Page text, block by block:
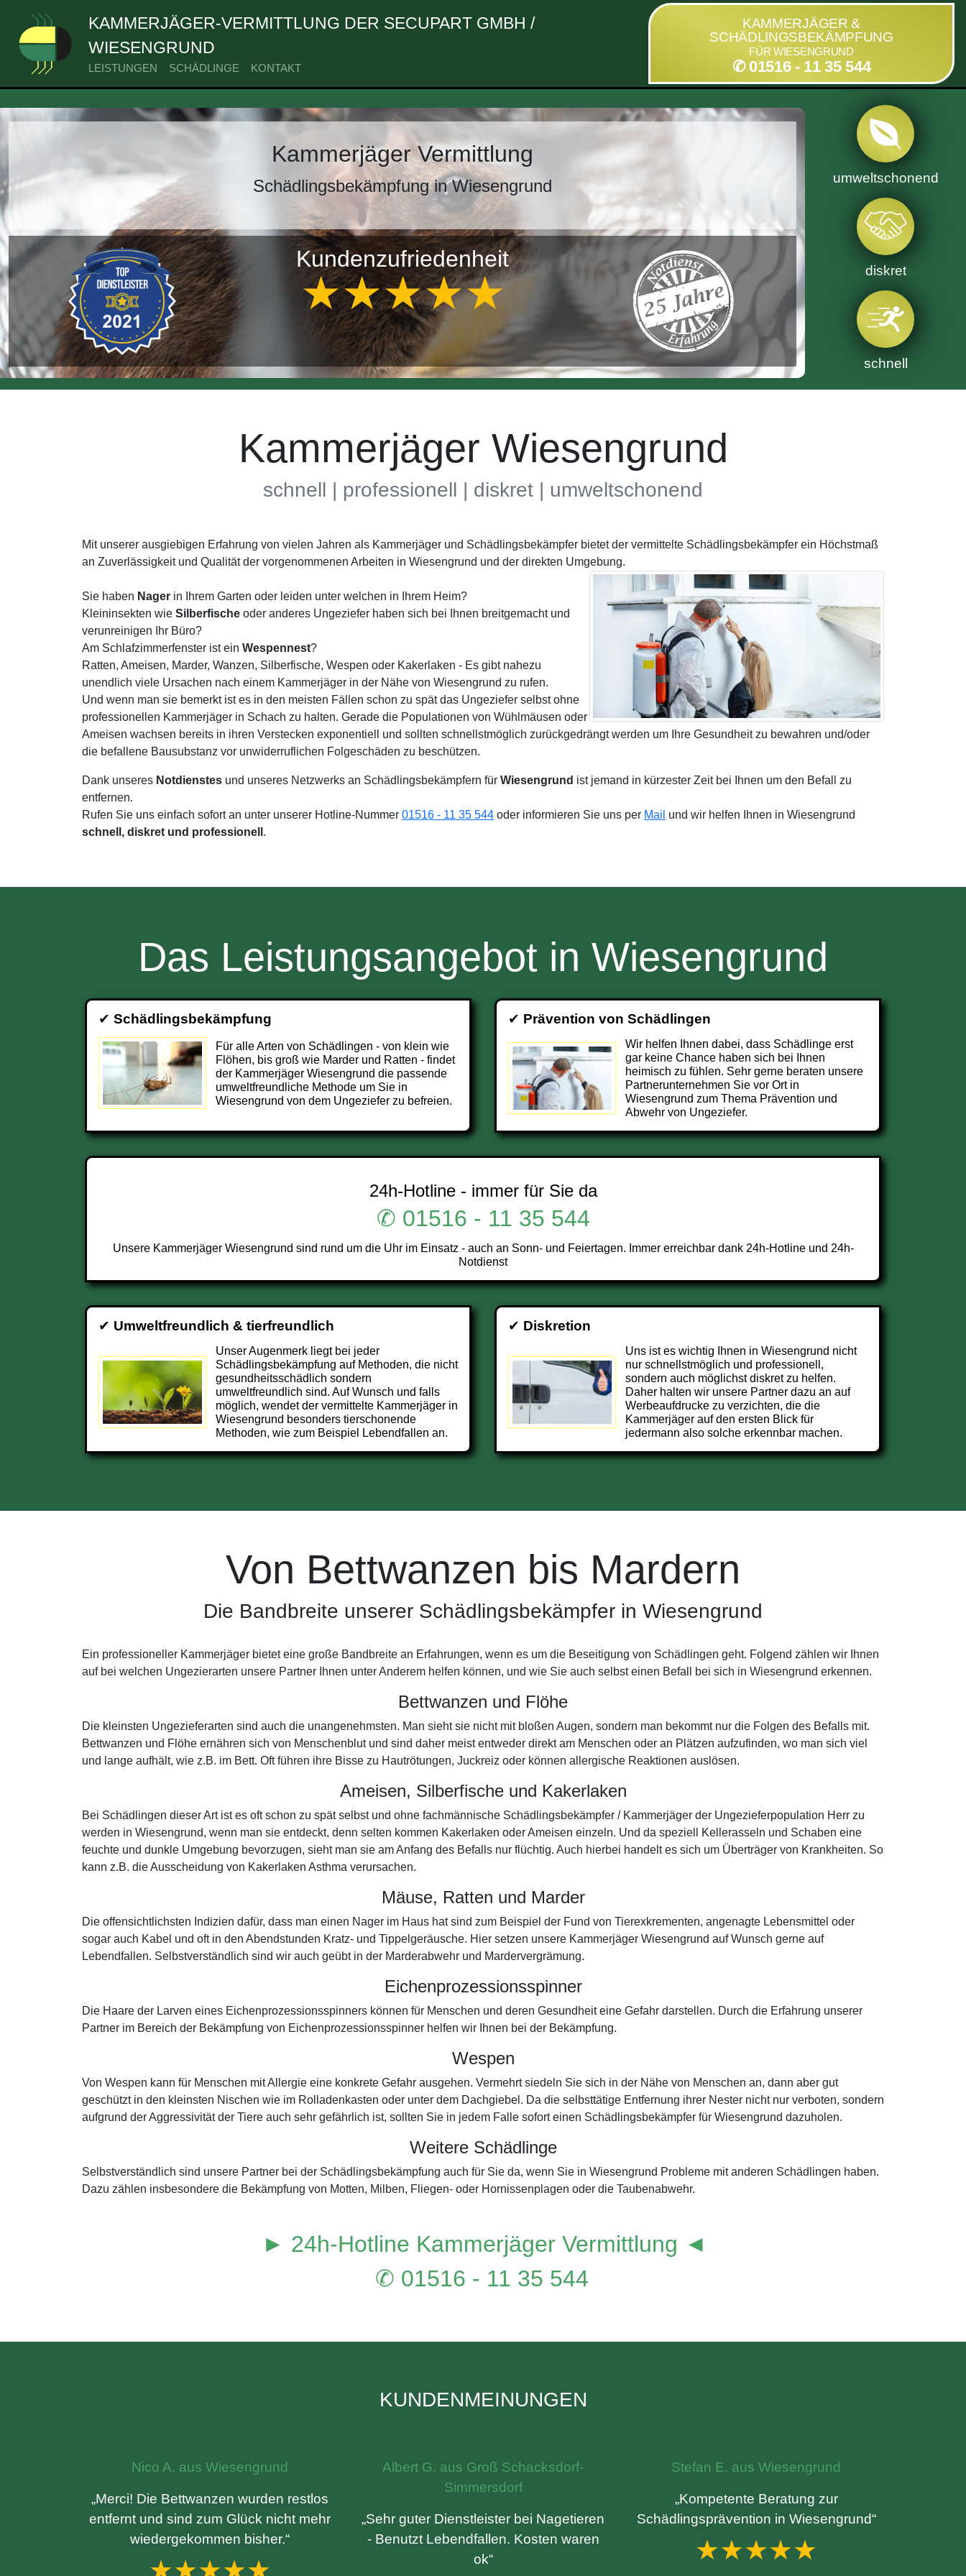
KAMMERJÄGER-VERMITTLUNG DER SECUPART GMBH /
WIESENGRUND
LEISTUNGEN SCHÄDLINGE KONTAKT
KAMMERJÄGER &
SCHÄDLINGSBEKÄMPFUNG
FÜR WIESENGRUND
✆ 01516 - 11 35 544
Kammerjäger Vermittlung
Schädlingsbekämpfung in Wiesengrund
Kundenzufriedenheit
★★★★★
umweltschonend
diskret
schnell
Kammerjäger Wiesengrund
schnell | professionell | diskret | umweltschonend
Mit unserer ausgiebigen Erfahrung von vielen Jahren als Kammerjäger und Schädlingsbekämpfer bietet der vermittelte Schädlingsbekämpfer ein Höchstmaß
an Zuverlässigkeit und Qualität der vorgenommenen Arbeiten in Wiesengrund und der direkten Umgebung.
Sie haben Nager in Ihrem Garten oder leiden unter welchen in Ihrem Heim?
Kleininsekten wie Silberfische oder anderes Ungeziefer haben sich bei Ihnen breitgemacht und
verunreinigen Ihr Büro?
Am Schlafzimmerfenster ist ein Wespennest?
Ratten, Ameisen, Marder, Wanzen, Silberfische, Wespen oder Kakerlaken - Es gibt nahezu
unendlich viele Ursachen nach einem Kammerjäger in der Nähe von Wiesengrund zu rufen.
Und wenn man sie bemerkt ist es in den meisten Fällen schon zu spät das Ungeziefer selbst ohne
professionellen Kammerjäger in Schach zu halten. Gerade die Populationen von Wühlmäusen oder
Ameisen wachsen bereits in ihren Verstecken exponentiell und sollten schnellstmöglich zurückgedrängt werden um Ihre Gesundheit zu bewahren und/oder
die befallene Bausubstanz vor unwiderruflichen Folgeschäden zu beschützen.
Dank unseres Notdienstes und unseres Netzwerks an Schädlingsbekämpfern für Wiesengrund ist jemand in kürzester Zeit bei Ihnen um den Befall zu
entfernen.
Rufen Sie uns einfach sofort an unter unserer Hotline-Nummer 01516 - 11 35 544 oder informieren Sie uns per Mail und wir helfen Ihnen in Wiesengrund
schnell, diskret und professionell .
Das Leistungsangebot in Wiesengrund
✔ Schädlingsbekämpfung
Für alle Arten von Schädlingen - von klein wie
Flöhen, bis groß wie Marder und Ratten - findet
der Kammerjäger Wiesengrund die passende
umweltfreundliche Methode um Sie in
Wiesengrund von dem Ungeziefer zu befreien.
✔ Prävention von Schädlingen
Wir helfen Ihnen dabei, dass Schädlinge erst
gar keine Chance haben sich bei Ihnen
heimisch zu fühlen. Sehr gerne beraten unsere
Partnerunternehmen Sie vor Ort in
Wiesengrund zum Thema Prävention und
Abwehr von Ungeziefer.
24h-Hotline - immer für Sie da
✆ 01516 - 11 35 544
Unsere Kammerjäger Wiesengrund sind rund um die Uhr im Einsatz - auch an Sonn- und Feiertagen. Immer erreichbar dank 24h-Hotline und 24h-
Notdienst
✔ Umweltfreundlich & tierfreundlich
Unser Augenmerk liegt bei jeder
Schädlingsbekämpfung auf Methoden, die nicht
gesundheitsschädlich sondern
umweltfreundlich sind. Auf Wunsch und falls
möglich, wendet der vermittelte Kammerjäger in
Wiesengrund besonders tierschonende
Methoden, wie zum Beispiel Lebendfallen an.
✔ Diskretion
Uns ist es wichtig Ihnen in Wiesengrund nicht
nur schnellstmöglich und professionell,
sondern auch möglichst diskret zu helfen.
Daher halten wir unsere Partner dazu an auf
Werbeaufdrucke zu verzichten, die die
Kammerjäger auf den ersten Blick für
jedermann also solche erkennbar machen.
Von Bettwanzen bis Mardern
Die Bandbreite unserer Schädlingsbekämpfer in Wiesengrund
Ein professioneller Kammerjäger bietet eine große Bandbreite an Erfahrungen, wenn es um die Beseitigung von Schädlingen geht. Folgend zählen wir Ihnen
auf bei welchen Ungezierarten unsere Partner Ihnen unter Anderem helfen können, und wie Sie auch selbst einen Befall bei sich in Wiesengrund erkennen.
Bettwanzen und Flöhe
Die kleinsten Ungezieferarten sind auch die unangenehmsten. Man sieht sie nicht mit bloßen Augen, sondern man bekommt nur die Folgen des Befalls mit.
Bettwanzen und Flöhe ernähren sich von Menschenblut und sind daher meist entweder direkt am Menschen oder an Plätzen aufzufinden, wo man sich viel
und lange aufhält, wie z.B. im Bett. Oft führen ihre Bisse zu Hautrötungen, Juckreiz oder können allergische Reaktionen auslösen.
Ameisen, Silberfische und Kakerlaken
Bei Schädlingen dieser Art ist es oft schon zu spät selbst und ohne fachmännische Schädlingsbekämpfer / Kammerjäger der Ungezieferpopulation Herr zu
werden in Wiesengrund, wenn man sie entdeckt, denn selten kommen Kakerlaken oder Ameisen einzeln. Und da speziell Kellerasseln und Schaben eine
feuchte und dunkle Umgebung bevorzugen, sieht man sie am Anfang des Befalls nur flüchtig. Auch hierbei handelt es sich um Überträger von Krankheiten. So
kann z.B. die Ausscheidung von Kakerlaken Asthma verursachen.
Mäuse, Ratten und Marder
Die offensichtlichsten Indizien dafür, dass man einen Nager im Haus hat sind zum Beispiel der Fund von Tierexkrementen, angenagte Lebensmittel oder
sogar auch Kabel und oft in den Abendstunden Kratz- und Tippelgeräusche. Hier setzen unsere Kammerjäger Wiesengrund auf Wunsch gerne auf
Lebendfallen. Selbstverständlich sind wir auch geübt in der Marderabwehr und Mardervergrämung.
Eichenprozessionsspinner
Die Haare der Larven eines Eichenprozessionsspinners können für Menschen und deren Gesundheit eine Gefahr darstellen. Durch die Erfahrung unserer
Partner im Bereich der Bekämpfung von Eichenprozessionsspinner helfen wir Ihnen bei der Bekämpfung.
Wespen
Von Wespen kann für Menschen mit Allergie eine konkrete Gefahr ausgehen. Vermehrt siedeln Sie sich in der Nähe von Menschen an, dann aber gut
geschützt in den kleinsten Nischen wie im Rolladenkasten oder unter dem Dachgiebel. Da die selbsttätige Entfernung ihrer Nester nicht nur verboten, sondern
aufgrund der Aggressivität der Tiere auch sehr gefährlich ist, sollten Sie in jedem Falle sofort einen Schädlingsbekämpfer für Wiesengrund dazuholen.
Weitere Schädlinge
Selbstverständlich sind unsere Partner bei der Schädlingsbekämpfung auch für Sie da, wenn Sie in Wiesengrund Probleme mit anderen Schädlingen haben.
Dazu zählen insbesondere die Bekämpfung von Motten, Milben, Fliegen- oder Hornissenplagen oder die Taubenabwehr.
► 24h-Hotline Kammerjäger Vermittlung ◄
✆ 01516 - 11 35 544
KUNDENMEINUNGEN
Nico A. aus Wiesengrund
„Merci! Die Bettwanzen wurden restlos
entfernt und sind zum Glück nicht mehr
wiedergekommen bisher.“
Albert G. aus Groß Schacksdorf-
Simmersdorf
„Sehr guter Dienstleister bei Nagetieren
- Benutzt Lebendfallen. Kosten waren
ok“
Stefan E. aus Wiesengrund
„Kompetente Beratung zur
Schädlingsprävention in Wiesengrund“
★★★★★